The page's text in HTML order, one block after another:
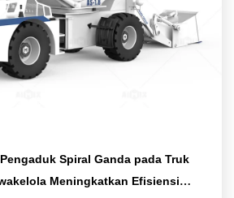
Spiral Ganda pada Truk
Meningkatkan Efisiensi